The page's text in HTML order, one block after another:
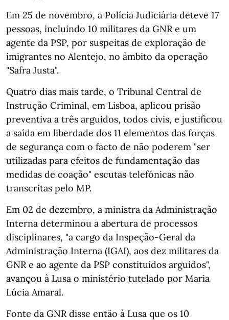
Em 25 de novembro, a Polícia Judiciária deteve 17
pessoas, incluindo 10 militares da GNR e um
agente da PSP, por suspeitas de exploração de
imigrantes no Alentejo, no âmbito da operação
"Safra Justa".
Quatro dias mais tarde, o Tribunal Central de
Instrução Criminal, em Lisboa, aplicou prisão
preventiva a três arguidos, todos civis, e justificou
a saída em liberdade dos 11 elementos das forças
de segurança com o facto de não poderem "ser
utilizadas para efeitos de fundamentação das
medidas de coação" escutas telefónicas não
transcritas pelo MP.
Em 02 de dezembro, a ministra da Administração
Interna determinou a abertura de processos
disciplinares, "a cargo da Inspeção-Geral da
Administração Interna (IGAI), aos dez militares da
GNR e ao agente da PSP constituídos arguidos",
avançou à Lusa o ministério tutelado por Maria
Lúcia Amaral.
Fonte da GNR disse então à Lusa que os 10